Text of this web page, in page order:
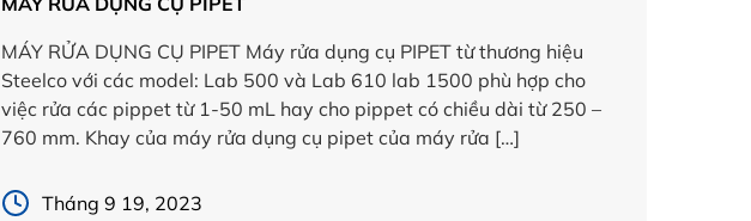
MÁY RỬA DỤNG CỤ PIPET Máy rửa dụng cụ PIPET từ thương hiệu
Steelco với các model: Lab 500 và Lab 610 lab 1500 phù hợp cho
việc rửa các pippet từ 1-50 mL hay cho pippet có chiều dài từ 250 –
760 mm. Khay của máy rửa dụng cụ pipet của máy rửa […]
Tháng 9 19, 2023